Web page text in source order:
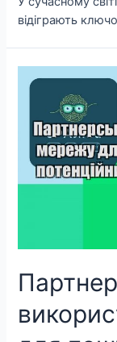
відіграють